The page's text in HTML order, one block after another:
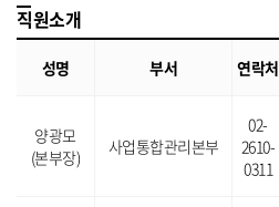
직원소개
성명 부서 연락처
양광모
(본부장)
사업통합관리본부
02-
2610-
0311